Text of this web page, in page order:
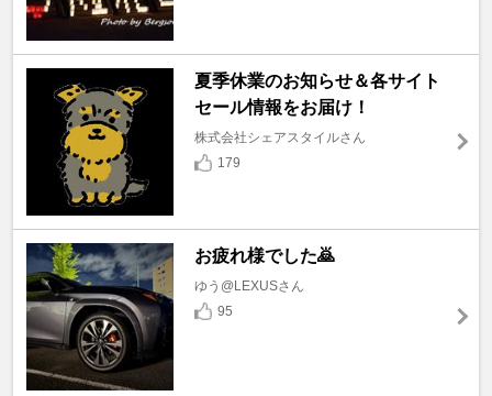
夏季休業のお知らせ＆各サイト
セール情報をお届け！
株式会社シェアスタイルさん
179
お疲れ様でした🙇
ゆう@LEXUSさん
95